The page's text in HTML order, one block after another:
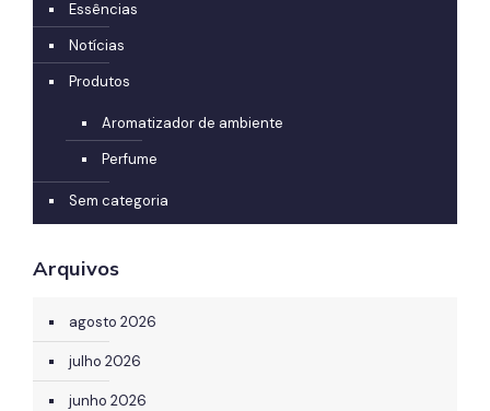
Essências
Notícias
Produtos
Aromatizador de ambiente
Perfume
Sem categoria
Arquivos
agosto 2026
julho 2026
junho 2026